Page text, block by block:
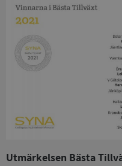
Utmärkelsen Bästa